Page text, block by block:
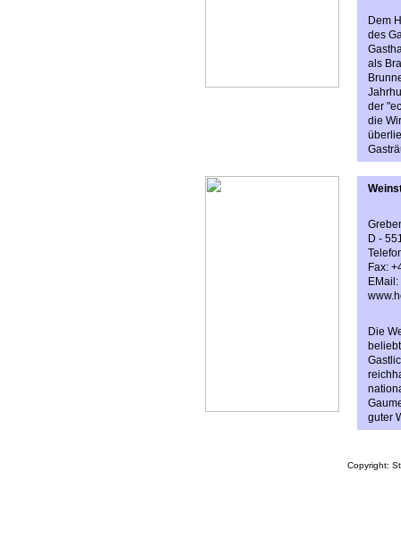
Dem
des
als
der
die
D -
Fax:
Die
guter
Copyright: